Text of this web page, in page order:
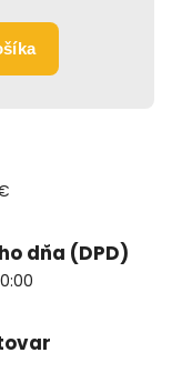
dňa (DPD)